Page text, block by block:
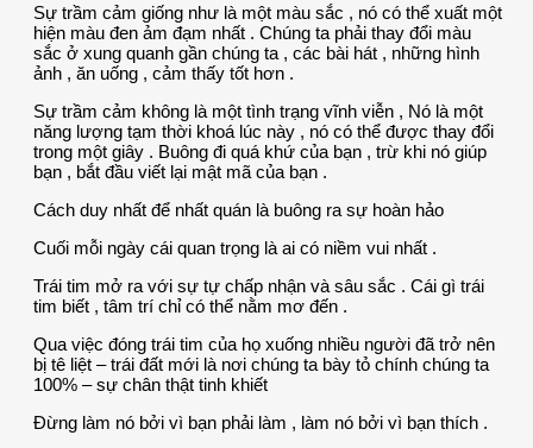
Sự trầm cảm giống như là một màu sắc , nó có thể xuất một
hiện màu đen ảm đạm nhất . Chúng ta phải thay đổi màu
sắc ở xung quanh gần chúng ta , các bài hát , những hình
ảnh , ăn uống , cảm thấy tốt hơn .
Sự trầm cảm không là một tình trạng vĩnh viễn , Nó là một
năng lượng tạm thời khoá lúc này , nó có thể được thay đổi
trong một giây . Buông đi quá khứ của bạn , trừ khi nó giúp
bạn , bắt đầu viết lại mật mã của bạn .
Cách duy nhất để nhất quán là buông ra sự hoàn hảo
Cuối mỗi ngày cái quan trọng là ai có niềm vui nhất .
Trái tim mở ra với sự tự chấp nhận và sâu sắc . Cái gì trái
tim biết , tâm trí chỉ có thể nằm mơ đến .
Qua việc đóng trái tim của họ xuống nhiều người đã trở nên
bị tê liệt – trái đất mới là nơi chúng ta bày tỏ chính chúng ta
100% – sự chân thật tinh khiết
Đừng làm nó bởi vì bạn phải làm , làm nó bởi vì bạn thích .